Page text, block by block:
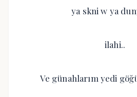
ya skni w ya
ilahi..
Ve günahlarım yedi